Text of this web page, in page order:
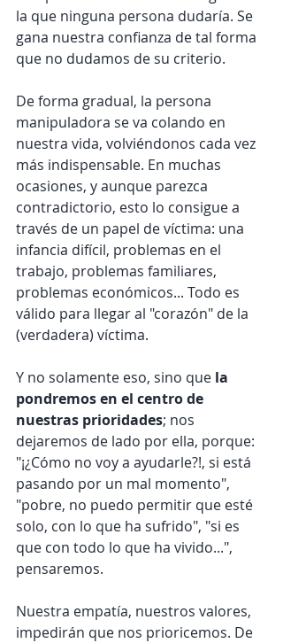
la que ninguna persona dudaría. Se
gana nuestra confianza de tal forma
que no dudamos de su criterio.
De forma gradual, la persona
manipuladora se va colando en
nuestra vida, volviéndonos cada vez
más indispensable. En muchas
ocasiones, y aunque parezca
contradictorio, esto lo consigue a
través de un papel de víctima: una
infancia difícil, problemas en el
trabajo, problemas familiares,
problemas económicos... Todo es
válido para llegar al "corazón" de la
(verdadera) víctima.
Y no solamente eso, sino que la
pondremos en el centro de
nuestras prioridades; nos
dejaremos de lado por ella, porque:
"¡¿Cómo no voy a ayudarle?!, si está
pasando por un mal momento",
"pobre, no puedo permitir que esté
solo, con lo que ha sufrido", "si es
que con todo lo que ha vivido...",
pensaremos.
Nuestra empatía, nuestros valores,
impedirán que nos prioricemos. De